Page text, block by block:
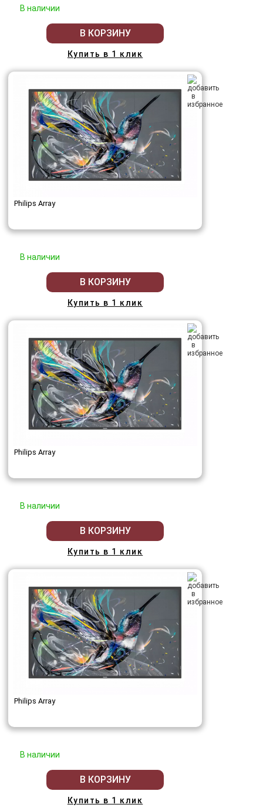
В наличии
В КОРЗИНУ
Купить в 1 клик
Philips Array
В наличии
В КОРЗИНУ
Купить в 1 клик
Philips Array
В наличии
В КОРЗИНУ
Купить в 1 клик
Philips Array
В наличии
В КОРЗИНУ
Купить в 1 клик